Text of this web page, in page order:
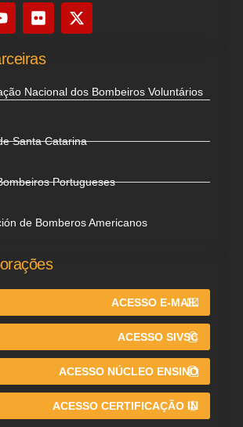
Nacional dos Bombeiros Voluntários
Santa Catarina
Portugueses
de Bomberos Americanos
ACESSO E-MAIL
ACESSO SIVSC
ACESSO NÚCLEO ENSINO
ACESSO CERTIFICAÇÃO IN